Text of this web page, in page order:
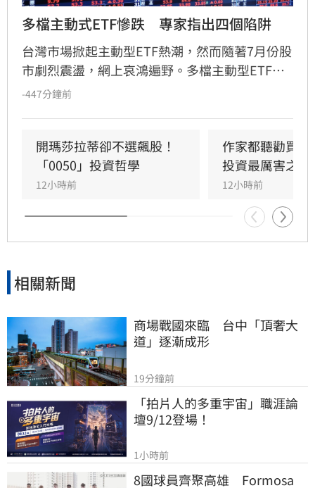
多檔主動式ETF慘跌　專家指出四個陷阱
台灣市場掀起主動型ETF熱潮，然而隨著7月份股
市劇烈震盪，網上哀鴻遍野。多檔主動型ETF淨
值與股價集體慘跌逾17%以上，其中最慘00996A
-447分鐘前
開瑪莎拉蒂卻不選飆股！
「0050」投資哲學
12小時前
作家都聽勸買
投資最厲害之處
12小時前
相關新聞
商場戰國來臨　台中「頂奢大
道」逐漸成形
19分鐘前
「拍片人的多重宇宙」職涯論
壇9/12登場！
1小時前
8國球員齊聚高雄　Formosa